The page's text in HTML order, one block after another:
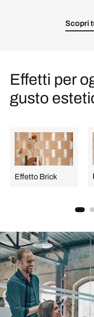
Scopri
Effetti per
gusto
Effetto Brick